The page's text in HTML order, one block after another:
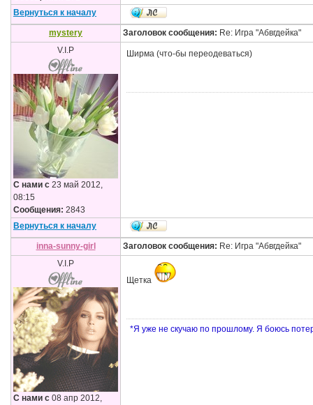
Вернуться к началу
mystery Заголовок сообщения: Re: Игра "Абвгдейка"
V.I.P
С нами с 23 май 2012,
08:15
Сообщения: 2843
Ширма (что-бы переодеваться)
Вернуться к началу
inna-sunny-girl Заголовок сообщения: Re: Игра "Абвгдейка"
V.I.P
С нами с 08 апр 2012,
Щетка
*Я уже не скучаю по прошлому. Я боюсь